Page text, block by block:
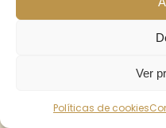
Ver
Políticas de cookies
Especializadas
Clínica Margot Medicina